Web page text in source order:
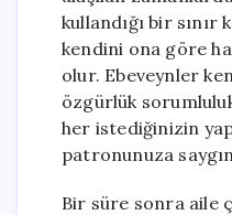
kullandığı bir
kendini ona göre
olur. Ebeveynler
özgürlük
her istediğinizin
patronunuza
Bir süre sonra aile